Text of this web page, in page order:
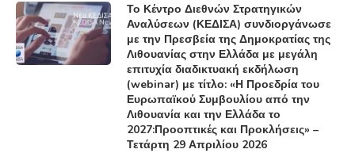
Το Κέντρο Διεθνών Στρατηγικών
Αναλύσεων (ΚΕΔΙΣΑ) συνδιοργάνωσε
με την Πρεσβεία της Δημοκρατίας της
Λιθουανίας στην Ελλάδα με μεγάλη
επιτυχία διαδικτυακή εκδήλωση
(webinar) με τίτλο: «Η Προεδρία του
Ευρωπαϊκού Συμβουλίου από την
Λιθουανία και την Ελλάδα το
2027:Προοπτικές και Προκλήσεις» –
Τετάρτη 29 Απριλίου 2026